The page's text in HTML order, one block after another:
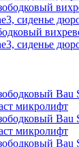
сиденье